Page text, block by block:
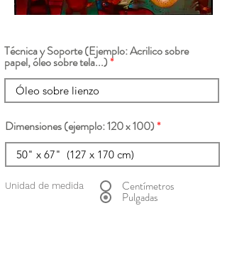
Técnica y Soporte (Ejemplo: Acrilico sobre
papel, óleo sobre tela...)
Dimensiones (ejemplo: 120 x 100)
Unidad de medida Centímetros
Pulgadas